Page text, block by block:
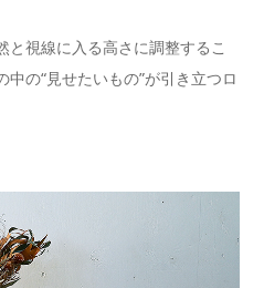
と視線に入る高さに調整するこ
の“見せたいもの”が引き立つロ